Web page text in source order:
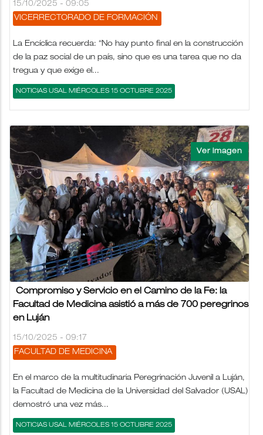
15/10/2025 - 09:05
VICERRECTORADO DE FORMACIÓN
La Encíclica recuerda: “No hay punto final en la construcción
de la paz social de un país, sino que es una tarea que no da
tregua y que exige el...
NOTICIAS USAL MIÉRCOLES 15 OCTUBRE 2025
Compromiso y Servicio en el Camino de la Fe: la
Facultad de Medicina asistió a más de 700 peregrinos
en Luján
15/10/2025 - 09:17
FACULTAD DE MEDICINA
En el marco de la multitudinaria Peregrinación Juvenil a Luján,
la Facultad de Medicina de la Universidad del Salvador (USAL)
demostró una vez más...
NOTICIAS USAL MIÉRCOLES 15 OCTUBRE 2025